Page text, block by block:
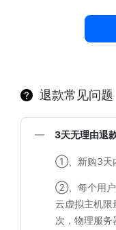
退款常见问题
3天无理由退
①、新购3天
②、每个用户
云虚拟主机限
次，物理服